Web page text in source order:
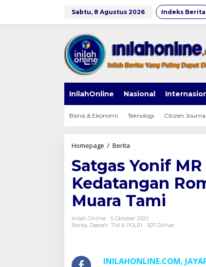
Sabtu, 8 Agustus 2026 Indeks Berita
InilahOnline Nasional
Bisnis & Ekonomi Teknologi Citizen
Homepage / Berita
MR
413
Kostrad
Dikejutkan
Kedatangan
Rombongan
Polisi
Sektor
Satgas Yonif
Kedatangan
Muara Tami
Inilah Online
5 Oktober 2020
Berita, Daerah, TNI & POLRI 507 Dilihat
INILAHONLINE.COM,